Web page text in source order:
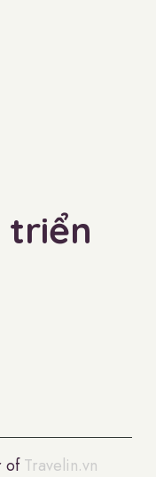
ofTravelin.vn